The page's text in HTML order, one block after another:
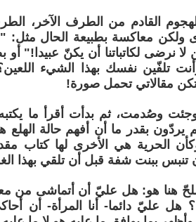
القادم من الطرف الآخر،
ولكن معاكسة بطبيعة الحال مثل:
لا نرضى لكاتباتنا أن يكنّ
تلفّين نفسك بهذا الشيء
مقالاتي تحمل صورة!
وصُدمت، ثم بدأت أقرأ ما
يردّون بقدر ما أن أفهم حالة الهلع
الحرية هي الأخرى لها كتاب
ببنت شفة قبل أن تلقي بهذا
هنا هو: هل عليّ أن أتماشى من
هل عليّ دائما- أنا المرأة- أن